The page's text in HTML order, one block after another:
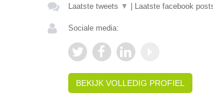
Laatste tweets ▼ Laatste facebook
Sociale media:
BEKIJK VOLLEDIG PROFIEL